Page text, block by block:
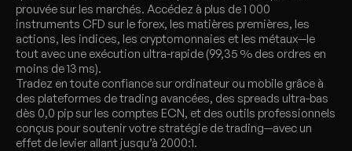
prouvée sur les marchés. Accédez à plus de 1 000
instruments CFD sur le forex, les matières premières, les
actions, les indices, les cryptomonnaies et les métaux—le
tout avec une exécution ultra-rapide (99,35 % des ordres en
moins de 13 ms).
Tradez en toute confiance sur ordinateur ou mobile grâce à
des plateformes de trading avancées, des spreads ultra-bas
dès 0,0 pip sur les comptes ECN, et des outils professionnels
conçus pour soutenir votre stratégie de trading—avec un
effet de levier allant jusqu’à 2000:1.